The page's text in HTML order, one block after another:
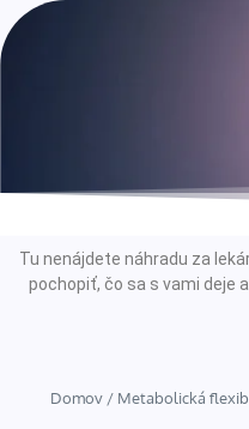
Tu nenájdete náhradu za
pochopiť, čo sa s vami deje
Domov / Metabolická